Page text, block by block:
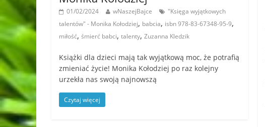
01/02/2024 wNaszejBajce
"Księga wyjątkowych
talentów" - Monika Kołodziej, babcia, isbn 978-83-67348-95-9,
miłość, śmierć babci, talenty, Zuzanna Kledzik
Książki dla dzieci mają tak wyjątkową moc, że potrafią
zmieniać życie! Monika Kołodziej po raz kolejny
urzekła nas swoją najnowszą
Czytaj więcej